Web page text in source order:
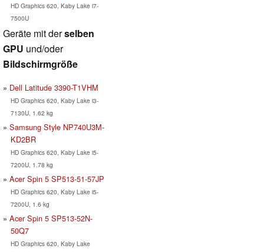
HD Graphics 620, Kaby Lake i7-
7500U
Geräte mit derselben
GPU und/oder
Bildschirmgröße
Dell Latitude 3390-T1VHM
HD Graphics 620, Kaby Lake i3-
7130U, 1.62 kg
Samsung Style NP740U3M-
KD2BR
HD Graphics 620, Kaby Lake i5-
7200U, 1.78 kg
Acer Spin 5 SP513-51-57JP
HD Graphics 620, Kaby Lake i5-
7200U, 1.6 kg
Acer Spin 5 SP513-52N-
50Q7
HD Graphics 620, Kaby Lake